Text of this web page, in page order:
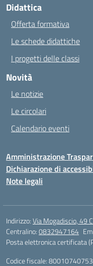
Didattica
Offerta formativa
Le schede didattiche
I progetti delle classi
Novità
Le notizie
Le circolari
Calendario eventi
Amministrazione
Dichiarazione di
Note legali
Indirizzo:Via Mogadiscio, 49
Centralino:0832947164
Posta elettronica certificata
Codice fiscale: 80010740753